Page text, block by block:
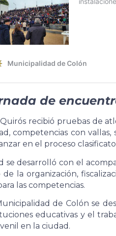
de
recibió pruebas de
competencias con
en el proceso
se desarrolló con el
de la organización,
las competencias.
de Colón se
educativas y el
en la ciudad.